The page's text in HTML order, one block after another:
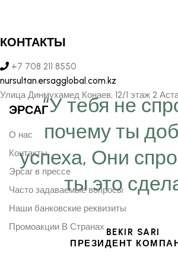
“У тебя не
почему ты
успеха, Они
ты это
BEKIR SARI
ПРЕЗИДЕНТ
КОНТАКТЫ
+7 708 211 8550
nursultan.ersagglobal.com.kz
Улица Динмухамед Конаев, 12/1 этаж 2
ЭРСАГ
О нас
Контакты
Эрсаг в прессе
Часто задаваемые вопросы
Наши банковские реквизиты
Промоакции В Странах